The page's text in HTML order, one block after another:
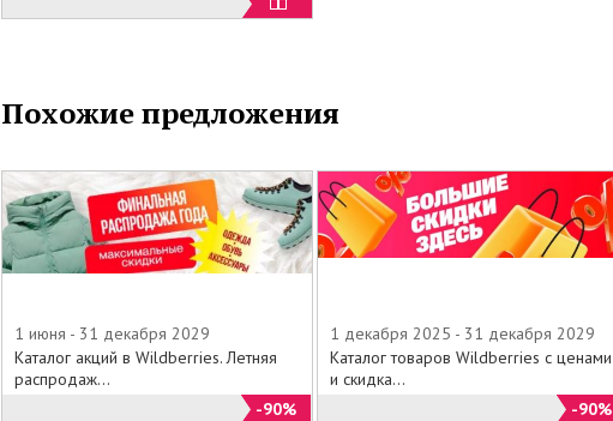
полностью. Если стоимость выбранного товара превышает
картами ИМПЕРИЯ СУМОК.
Похожие предложения
1 июня - 31 декабря 2029
Каталог акций в Wildberries. Летняя
распродаж...
-90%
1 декабря 2025 - 31 декабря 2029
Каталог товаров Wildberries с ценами
и скидка...
-90%